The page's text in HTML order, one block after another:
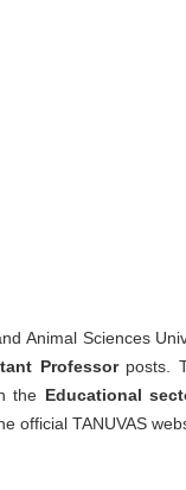
Animal Sciences
Professorposts.
the Educational
official TANUVAS